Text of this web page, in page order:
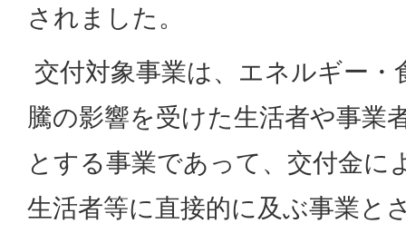
されました。
交付対象事業は、エネルギー・
騰の影響を受けた生活者や事業
とする事業であって、交付金に
生活者等に直接的に及ぶ事業と